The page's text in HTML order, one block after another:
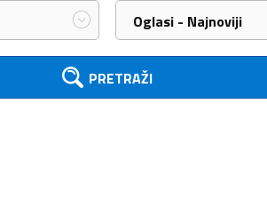
Oglasi - Najnoviji
PRETRAŽI